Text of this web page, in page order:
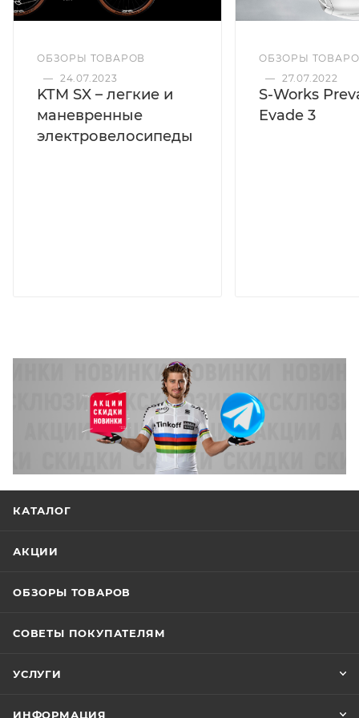
ОБЗОРЫ ТОВАРОВ
— 24.07.2023
KTM SX – легкие и
маневренные
электровелосипеды
ОБЗОРЫ
— 27.07.2022
S-Works
Evade 3
КАТАЛОГ
АКЦИИ
ОБЗОРЫ ТОВАРОВ
СОВЕТЫ ПОКУПАТЕЛЯМ
УСЛУГИ
ИНФОРМАЦИЯ